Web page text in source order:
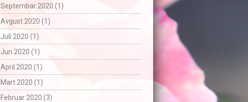
Septembar 2020 (1)
Avgust 2020 (1)
Juli 2020 (1)
Jun 2020 (1)
April 2020 (1)
Mart 2020 (1)
Februar 2020 (3)